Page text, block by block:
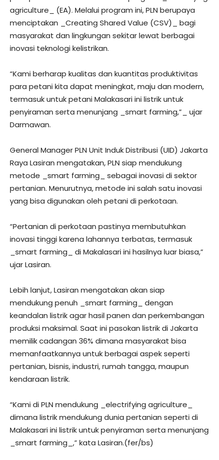
agriculture_ (EA). Melalui program ini, PLN berupaya
menciptakan _Creating Shared Value (CSV)_ bagi
masyarakat dan lingkungan sekitar lewat berbagai
inovasi teknologi kelistrikan.
“Kami berharap kualitas dan kuantitas produktivitas
para petani kita dapat meningkat, maju dan modern,
termasuk untuk petani Malakasari ini listrik untuk
penyiraman serta menunjang _smart farming,”_ ujar
Darmawan.
General Manager PLN Unit Induk Distribusi (UID) Jakarta
Raya Lasiran mengatakan, PLN siap mendukung
metode _smart farming_ sebagai inovasi di sektor
pertanian. Menurutnya, metode ini salah satu inovasi
yang bisa digunakan oleh petani di perkotaan.
“Pertanian di perkotaan pastinya membutuhkan
inovasi tinggi karena lahannya terbatas, termasuk
_smart farming_ di Makalasari ini hasilnya luar biasa,”
ujar Lasiran.
Lebih lanjut, Lasiran mengatakan akan siap
mendukung penuh _smart farming_ dengan
keandalan listrik agar hasil panen dan perkembangan
produksi maksimal. Saat ini pasokan listrik di Jakarta
memilik cadangan 36% dimana masyarakat bisa
memanfaatkannya untuk berbagai aspek seperti
pertanian, bisnis, industri, rumah tangga, maupun
kendaraan listrik.
“Kami di PLN mendukung _electrifying agriculture_
dimana listrik mendukung dunia pertanian seperti di
Malakasari ini listrik untuk penyiraman serta menunjang
_smart farming_,” kata Lasiran.(fer/bs)